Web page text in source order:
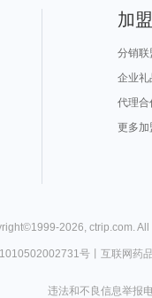
加
分销联
企业礼
代理合
更多加
1999-2026 ctrip.com .
号丨 互联网药
违法和不良信息举报